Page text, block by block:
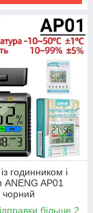
годинником і
ANENG AP01
чорний
більше 2